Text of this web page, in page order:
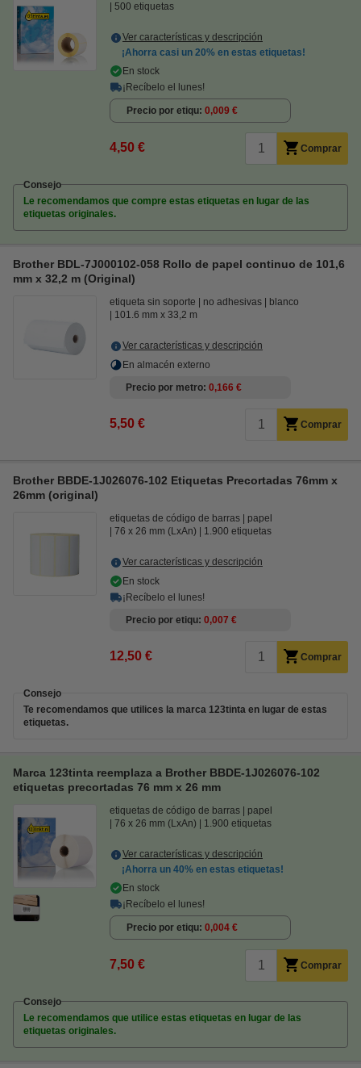
500 etiquetas
Ver características y descripción
¡Ahorra casi un 20% en estas etiquetas!
En stock
¡Recíbelo el lunes!
Precio por etiqu 0,009 €
4,50 € Comprar
Consejo
Le recomendamos que compre estas etiquetas en lugar de las
etiquetas originales.
Brother BDL-7J000102-058 Rollo de papel continuo de 101,6
mm x 32,2 m (Original)
etiqueta sin soporte no adhesivas
blanco
101.6 mm x 33,2 m
Ver características y descripción
En almacén externo
Precio por metro 0,166 €
5,50 € Comprar
Brother BBDE-1J026076-102 Etiquetas Precortadas 76mm x
26mm (original)
etiquetas de código de barras
papel
76 x 26 mm (LxAn)
1.900 etiquetas
Ver características y descripción
En stock
¡Recíbelo el lunes!
Precio por etiqu 0,007 €
12,50 € Comprar
Consejo
Te recomendamos que utilices la marca 123tinta en lugar de estas
etiquetas.
Marca 123tinta reemplaza a Brother BBDE-1J026076-102
etiquetas precortadas 76 mm x 26 mm
etiquetas de código de barras
papel
76 x 26 mm (LxAn)
1.900 etiquetas
Ver características y descripción
¡Ahorra un 40% en estas etiquetas!
En stock
¡Recíbelo el lunes!
Precio por etiqu 0,004 €
7,50 € Comprar
Consejo
Le recomendamos que utilice estas etiquetas en lugar de las
etiquetas originales.